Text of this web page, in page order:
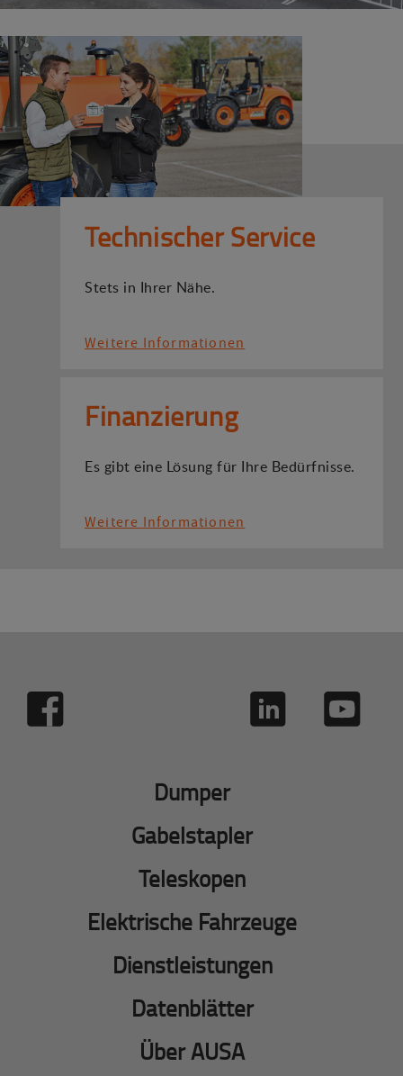
Technischer Service
Stets in Ihrer Nähe.
Weitere Informationen
Finanzierung
Es gibt eine Lösung für Ihre Bedürfnisse.
Weitere Informationen
Dumper
Gabelstapler
Teleskopen
Elektrische Fahrzeuge
Dienstleistungen
Datenblätter
Über AUSA